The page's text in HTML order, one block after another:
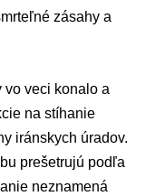
zásahy a
veci konalo a
na stíhanie
iránskych úradov.
prešetrujú podľa
neznamená